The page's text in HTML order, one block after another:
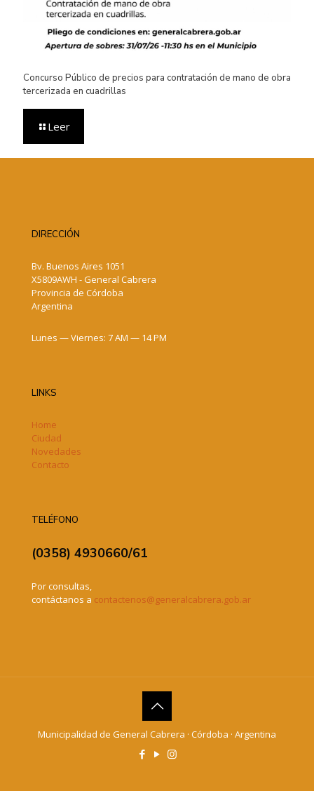
Concurso Público de precios para contratación de mano de obra
tercerizada en cuadrillas
Leer
DIRECCIÓN
Bv. Buenos Aires 1051
X5809AWH - General Cabrera
Provincia de Córdoba
Argentina
Lunes — Viernes: 7 AM — 14 PM
LINKS
Home
Ciudad
Novedades
Contacto
TELÉFONO
(0358) 4930660/61
Por consultas,
contáctanos a contactenos@generalcabrera.gob.ar
Municipalidad de General Cabrera · Córdoba · Argentina